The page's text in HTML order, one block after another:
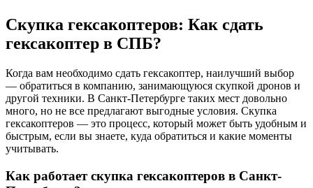
Скупка гексакоптеров: Как сдать
гексакоптер в СПБ?
Когда вам необходимо сдать гексакоптер, наилучший выбор
— обратиться в компанию, занимающуюся скупкой дронов и
другой техники. В Санкт-Петербурге таких мест довольно
много, но не все предлагают выгодные условия. Скупка
гексакоптеров — это процесс, который может быть удобным и
быстрым, если вы знаете, куда обратиться и какие моменты
учитывать.
Как работает скупка гексакоптеров в Санкт-